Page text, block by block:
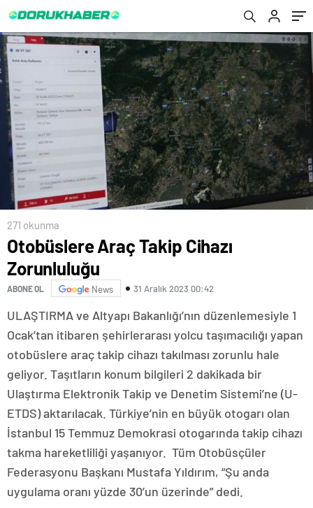
271 okunma
Otobüslere Araç Takip Cihazı
Zorunluluğu
ABONE OL News 31 Aralık 2023 00:42
ULAŞTIRMA ve Altyapı Bakanlığı’nın düzenlemesiyle 1
Ocak’tan itibaren şehirlerarası yolcu taşımacılığı yapan
otobüslere araç takip cihazı takılması zorunlu hale
geliyor. Taşıtların konum bilgileri 2 dakikada bir
Ulaştırma Elektronik Takip ve Denetim Sistemi’ne (U-
ETDS) aktarılacak. Türkiye’nin en büyük otogarı olan
İstanbul 15 Temmuz Demokrasi otogarında takip cihazı
takma hareketliliği yaşanıyor. Tüm Otobüsçüler
Federasyonu Başkanı Mustafa Yıldırım, “Şu anda
uygulama oranı yüzde 30’un üzerinde” dedi.